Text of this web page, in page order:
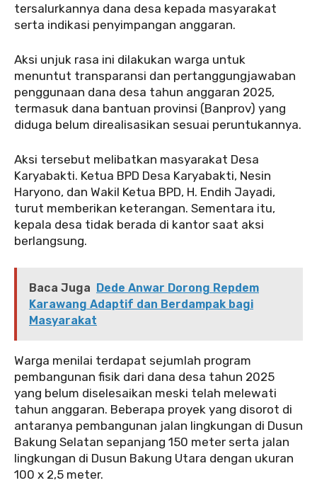
tersalurkannya dana desa kepada masyarakat
serta indikasi penyimpangan anggaran.
‎Aksi unjuk rasa ini dilakukan warga untuk
menuntut transparansi dan pertanggungjawaban
penggunaan dana desa tahun anggaran 2025,
termasuk dana bantuan provinsi (Banprov) yang
diduga belum direalisasikan sesuai peruntukannya.
‎‎Aksi tersebut melibatkan masyarakat Desa
Karyabakti. Ketua BPD Desa Karyabakti, Nesin
Haryono, dan Wakil Ketua BPD, H. Endih Jayadi,
turut memberikan keterangan. Sementara itu,
kepala desa tidak berada di kantor saat aksi
berlangsung.
Baca Juga Dede Anwar Dorong Repdem
Karawang Adaptif dan Berdampak bagi
Masyarakat
‎Warga menilai terdapat sejumlah program
pembangunan fisik dari dana desa tahun 2025
yang belum diselesaikan meski telah melewati
tahun anggaran. Beberapa proyek yang disorot di
antaranya pembangunan jalan lingkungan di Dusun
Bakung Selatan sepanjang 150 meter serta jalan
lingkungan di Dusun Bakung Utara dengan ukuran
100 x 2,5 meter.